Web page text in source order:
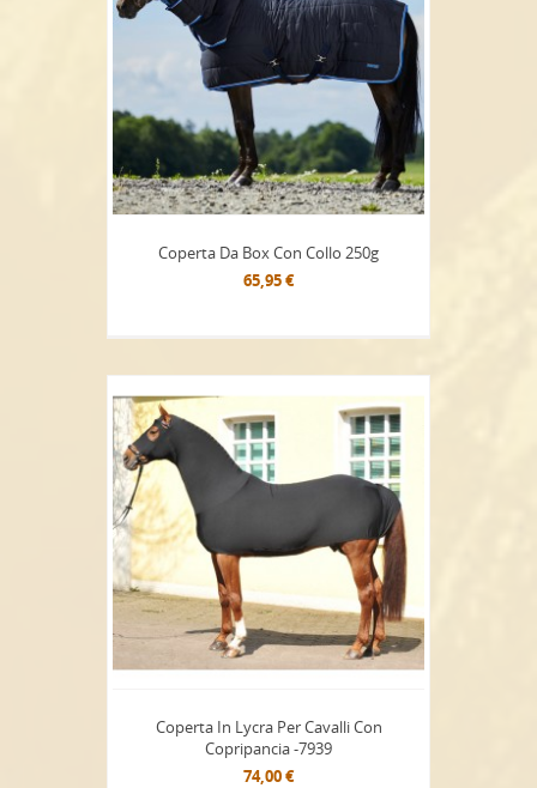
Coperta Da Box Con Collo 250g
65,95 €
Coperta In Lycra Per Cavalli Con
Copripancia -7939
74,00 €